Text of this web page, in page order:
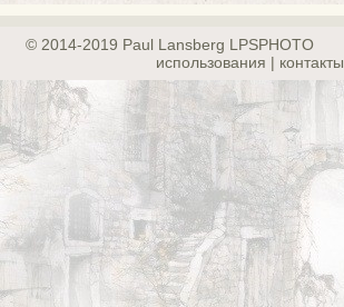
© 2014-2019 Paul Lansberg LPSPHOTO
использования | контакты